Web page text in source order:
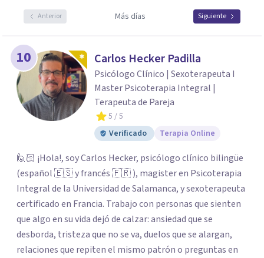
Anterior Más días Siguiente
10 Carlos Hecker Padilla
Psicólogo Clínico | Sexoterapeuta I
Master Psicoterapia Integral |
Terapeuta de Pareja
5 / 5
Verificado
Terapia Online
🙋🏻 ¡Hola!, soy Carlos Hecker, psicólogo clínico bilingüe
(español 🇪🇸 y francés 🇫🇷 ), magister en Psicoterapia
Integral de la Universidad de Salamanca, y sexoterapeuta
certificado en Francia. Trabajo con personas que sienten
que algo en su vida dejó de calzar: ansiedad que se
desborda, tristeza que no se va, duelos que se alargan,
relaciones que repiten el mismo patrón o preguntas en